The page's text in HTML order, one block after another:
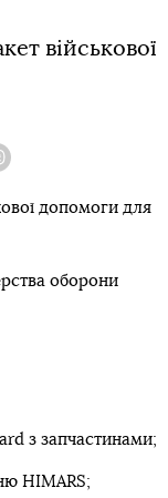
військової
допомоги для
оборони
з запчастинами;
HIMARS;